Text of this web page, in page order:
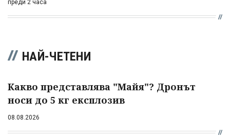
преди 2 часа
НАЙ-ЧЕТЕНИ
Какво представлява "Майя"? Дронът
носи до 5 кг експлозив
08.08.2026